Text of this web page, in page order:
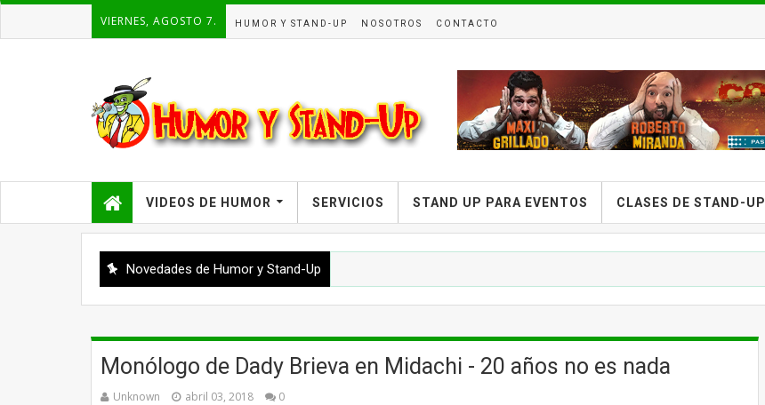
VIERNES, AGOSTO 7. HUMOR Y STAND-UP NOSOTROS CONTACTO
VIDEOS DE HUMOR SERVICIOS STAND UP PARA EVENTOS CLASES DE STAND-UP
Novedades de Humor y Stand-Up
Monólogo de Dady Brieva en Midachi - 20 años no es nada
Unknown abril 03, 2018 0